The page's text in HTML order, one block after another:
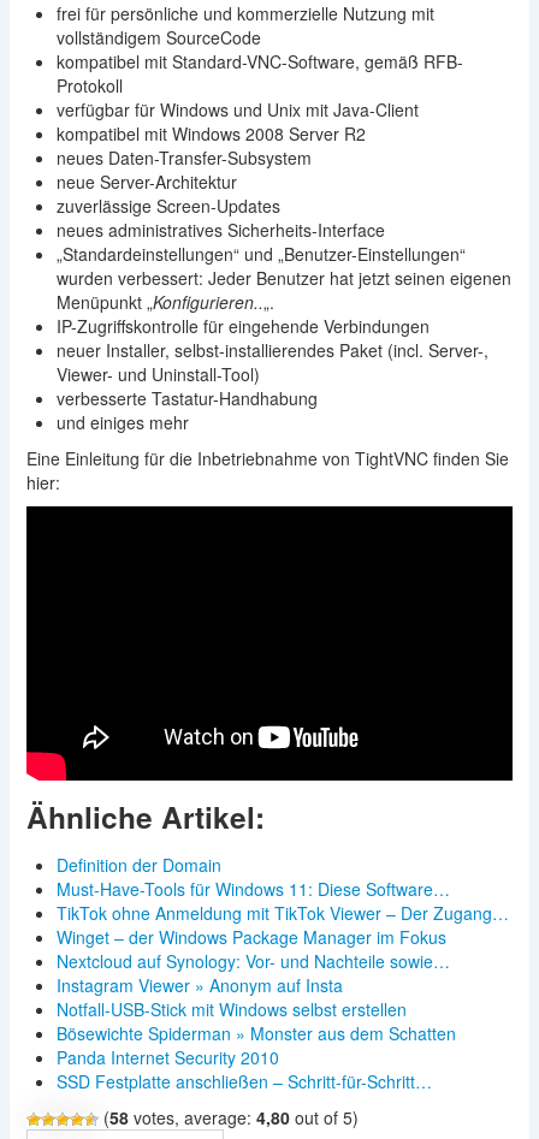
frei für persönliche und kommerzielle Nutzung mit
vollständigem SourceCode
kompatibel mit Standard-VNC-Software, gemäß RFB-
Protokoll
verfügbar für Windows und Unix mit Java-Client
kompatibel mit Windows 2008 Server R2
neues Daten-Transfer-Subsystem
neue Server-Architektur
zuverlässige Screen-Updates
neues administratives Sicherheits-Interface
„Standardeinstellungen“ und „Benutzer-Einstellungen“
wurden verbessert: Jeder Benutzer hat jetzt seinen eigenen
Menüpunkt „Konfigurieren..„.
IP-Zugriffskontrolle für eingehende Verbindungen
neuer Installer, selbst-installierendes Paket (incl. Server-,
Viewer- und Uninstall-Tool)
verbesserte Tastatur-Handhabung
und einiges mehr
Eine Einleitung für die Inbetriebnahme von TightVNC finden Sie
hier:
Ähnliche Artikel:
Definition der Domain
Must-Have-Tools für Windows 11: Diese Software…
TikTok ohne Anmeldung mit TikTok Viewer – Der Zugang…
Winget – der Windows Package Manager im Fokus
Nextcloud auf Synology: Vor- und Nachteile sowie…
Instagram Viewer » Anonym auf Insta
Notfall-USB-Stick mit Windows selbst erstellen
Bösewichte Spiderman » Monster aus dem Schatten
Panda Internet Security 2010
SSD Festplatte anschließen – Schritt-für-Schritt…
(58votes, average: 4,80out of 5)